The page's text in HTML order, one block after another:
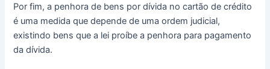
Por fim, a penhora de bens por dívida no cartão de crédito
é uma medida que depende de uma ordem judicial,
existindo bens que a lei proíbe a penhora para pagamento
da dívida.